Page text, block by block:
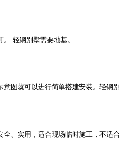
轻钢别墅需要地基。
图就可以进行简单搭建安装。轻钢
、实用，适合现场临时施工，不